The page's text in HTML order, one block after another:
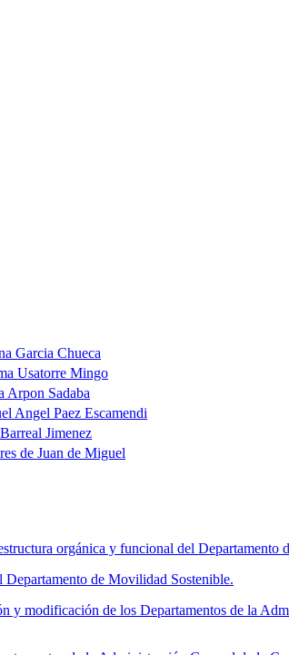
Garcia Chueca
Usatorre Mingo
Arpon Sadaba
Angel Paez Escamendi
Jimenez
de Juan de Miguel
orgánica y funcional del Departamento
de Movilidad Sostenible.
modificación de los Departamentos de la